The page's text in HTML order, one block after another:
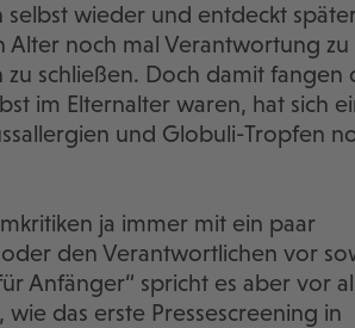
selbst wieder und entdeckt
Alter noch mal Verantwortung zu
schließen. Doch damit fangen
im Elternalter waren, hat sich
und Globuli-Tropfen
ja immer mit ein paar
den Verantwortlichen vor
Anfänger“ spricht es aber vor
das erste Pressescreening in